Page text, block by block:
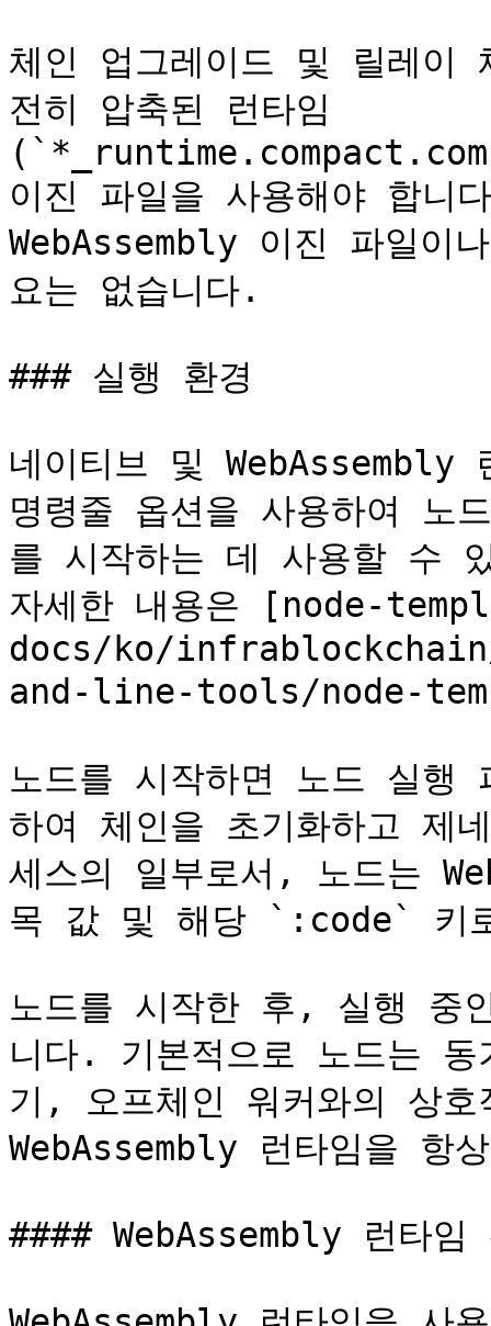
체인 업그레이드 및 릴레이
전히 압축된 런타임
이진 파일을 사용해야 합니
WebAssembly 이진 파일이
요는 없습니다.
### 실행 환경
네이티브 및 WebAssembly
명령줄 옵션을 사용하여 노
를 시작하는 데 사용할 수
자세한 내용은 [node-
docs/ko/
and-line-tools/node-
노드를 시작하면 노드 실행
하여 체인을 초기화하고 제
세스의 일부로서, 노드는
목 값 및 해당 `:code` 키
노드를 시작한 후, 실행 중
니다. 기본적으로 노드는
기, 오프체인 워커와의 상
WebAssembly 런타임을 항
#### WebAssembly 런타임